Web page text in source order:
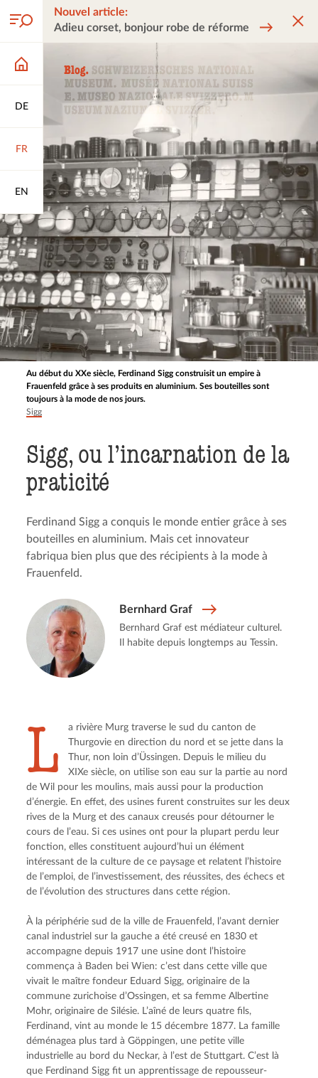
DE
FR
EN
Nouvel article:
Adieu corset, bonjour robe de réforme
Au début du XXe siècle, Ferdinand Sigg construisit un empire à
Frauenfeld grâce à ses produits en aluminium. Ses bouteilles sont
toujours à la mode de nos jours.
Sigg
Sigg, ou l’incarnation de la
praticité
Ferdinand Sigg a conquis le monde entier grâce à ses
bouteilles en aluminium. Mais cet innovateur
fabriqua bien plus que des récipients à la mode à
Frauenfeld.
Bernhard Graf
Bernhard Graf est médiateur culturel.
Il habite depuis longtemps au Tessin.
L
a rivière Murg traverse le sud du canton de
Thurgovie en direction du nord et se jette dans la
Thur, non loin d’Üssingen. Depuis le milieu du
XIXe siècle, on utilise son eau sur la partie au nord
de Wil pour les moulins, mais aussi pour la production
d’énergie. En effet, des usines furent construites sur les deux
rives de la Murg et des canaux creusés pour détourner le
cours de l’eau. Si ces usines ont pour la plupart perdu leur
fonction, elles constituent aujourd’hui un élément
intéressant de la culture de ce paysage et relatent l’histoire
de l’emploi, de l’investissement, des réussites, des échecs et
de l’évolution des structures dans cette région.
À la périphérie sud de la ville de Frauenfeld, l’avant dernier
canal industriel sur la gauche a été creusé en 1830 et
accompagne depuis 1917 une usine dont l’histoire
commença à Baden bei Wien: c’est dans cette ville que
vivait le maître fondeur Eduard Sigg, originaire de la
commune zurichoise d’Ossingen, et sa femme Albertine
Mohr, originaire de Silésie. L’aîné de leurs quatre fils,
Ferdinand, vint au monde le 15 décembre 1877. La famille
déménagea plus tard à Göppingen, une petite ville
industrielle au bord du Neckar, à l’est de Stuttgart. C’est là
que Ferdinand Sigg fit un apprentissage de repousseur-